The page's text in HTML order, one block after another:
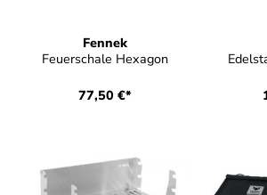
Fennek
Feuerschale Hexagon
77,50 €*